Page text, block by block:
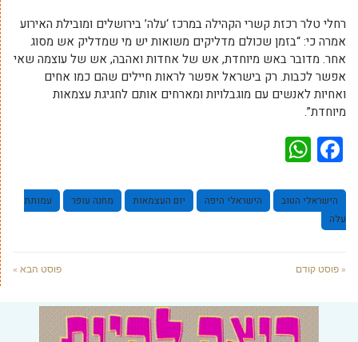
רחלי טלר רכזת קשרי הקהילה במרכז ‘עלה’ בירושלים ומובילת האירוע
אמרה כי: “בזמן שכולם מדליקים משואות יש מי שמדליק אש מסוג
אחר. מדובר באש מיוחדת, אש של אחדות ואהבה, אש של עוצמה שאי
אפשר לכבות. רק בישראל אפשר לראות חיילים שהם כמו אחים
ואחיות לאנשים עם מוגבלויות ומארחים אותם לחגיגת עצמאות
מיוחדת”.
Facebook
הישראלי הטוב הישראלי היפה יום העצמאות מחנה עופר
עמותת
עלה
« פוסט קודם פוסט הבא »